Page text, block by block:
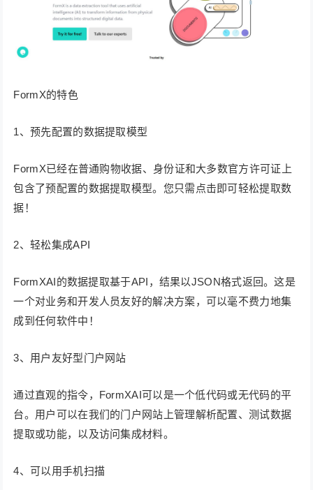
FormX的特色
1、预先配置的数据提取模型
FormX已经在普通购物收据、身份证和大多数官方许可证上
包含了预配置的数据提取模型。您只需点击即可轻松提取数
据！
2、轻松集成API
FormXAI的数据提取基于API，结果以JSON格式返回。这是
一个对业务和开发人员友好的解决方案，可以毫不费力地集
成到任何软件中！
3、用户友好型门户网站
通过直观的指令，FormXAI可以是一个低代码或无代码的平
台。用户可以在我们的门户网站上管理解析配置、测试数据
提取或功能，以及访问集成材料。
4、可以用手机扫描